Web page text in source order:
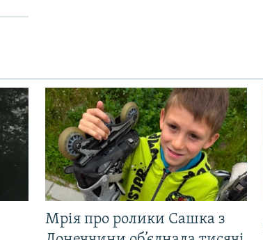
Мрія про ролики Сашка з